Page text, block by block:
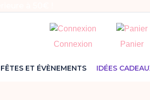
Connexion Panier
FÊTES ET ÉVÈNEMENTS IDÉES